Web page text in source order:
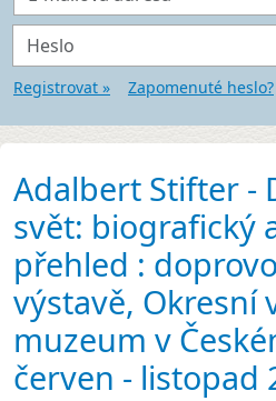
Heslo
Registrovat » Zapomenuté heslo?
Adalbert Stifter -
svět: biografický
přehled :
výstavě, Okresní
muzeum v
červen - listopad